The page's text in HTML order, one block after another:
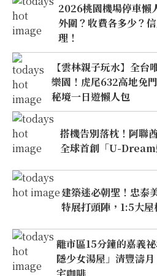
2026桃園機場停車懶
外圍？收費各多少？
理！
【雲林親子玩水】全
樂園！虎尾632高地免
秘境一日遊懶人包
搭機告別落枕！阿聯
全球首創「U-Dream
建築迷必朝聖！忠泰
特展打頭陣，1:5大
離市區15分鐘的嘉義
隱少女湯屋」清豐濤
宅咖啡